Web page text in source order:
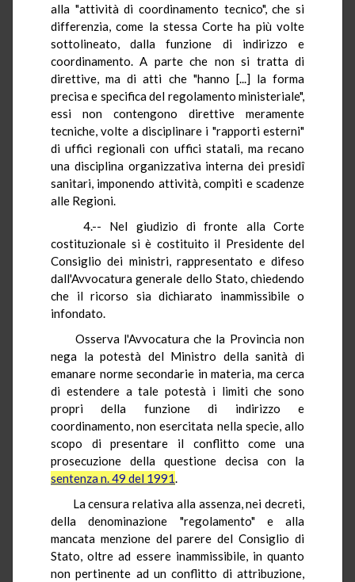
alla "attività di coordinamento tecnico", che si
differenzia, come la stessa Corte ha più volte
sottolineato, dalla funzione di indirizzo e
coordinamento. A parte che non si tratta di
direttive, ma di atti che "hanno [...] la forma
precisa e specifica del regolamento ministeriale",
essi non contengono direttive meramente
tecniche, volte a disciplinare i "rapporti esterni"
di uffici regionali con uffici statali, ma recano
una disciplina organizzativa interna dei presidî
sanitari, imponendo attività, compiti e scadenze
alle Regioni.
4.-- Nel giudizio di fronte alla Corte
costituzionale si è costituito il Presidente del
Consiglio dei ministri, rappresentato e difeso
dall'Avvocatura generale dello Stato, chiedendo
che il ricorso sia dichiarato inammissibile o
infondato.
Osserva l'Avvocatura che la Provincia non
nega la potestà del Ministro della sanità di
emanare norme secondarie in materia, ma cerca
di estendere a tale potestà i limiti che sono
propri della funzione di indirizzo e
coordinamento, non esercitata nella specie, allo
scopo di presentare il conflitto come una
prosecuzione della questione decisa con la
sentenza n. 49 del 1991.
La censura relativa alla assenza, nei decreti,
della denominazione "regolamento" e alla
mancata menzione del parere del Consiglio di
Stato, oltre ad essere inammissibile, in quanto
non pertinente ad un conflitto di attribuzione,